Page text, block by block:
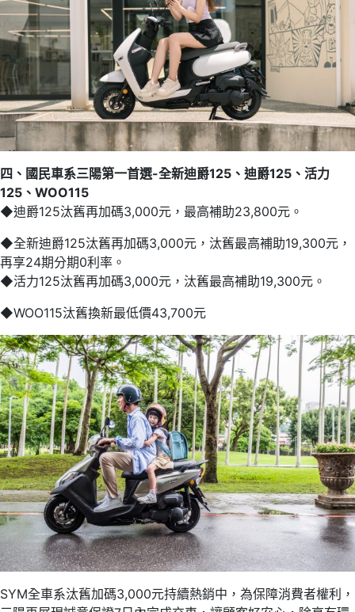
四、國民車系三陽第一首選-全新迪爵125、迪爵125、活力
125、WOO115
◆迪爵125汰舊再加碼3,000元，最高補助23,800元。
◆全新迪爵125汰舊再加碼3,000元，汰舊最高補助19,300元，
再享24期分期0利率。
◆活力125汰舊再加碼3,000元，汰舊最高補助19,300元。
◆WOO115汰舊換新最低價43,700元
SYM全車系汰舊加碼3,000元持續熱銷中，為保障消費者權利，